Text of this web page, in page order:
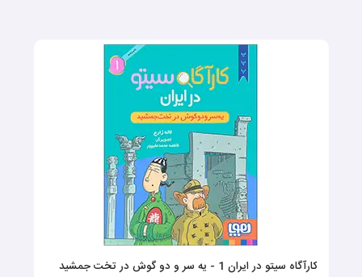
کارآگاه سیتو در ایران 1 - یه سر و دو گوش در تخت جمشید